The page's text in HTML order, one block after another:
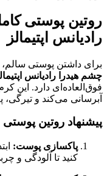
روتین پوستی
رادیانس اپتیمالز
برای داشتن پوستی
چشم هیدرا رادیانس
فوق‌العاده‌ای دارد. این
آبرسانی می‌کند و
پیشنهاد روتین پوستی
پاکسازی پوست:
کنید تا آلودگی و